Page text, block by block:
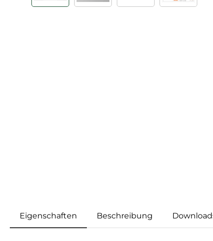
Eigenschaften Beschreibung